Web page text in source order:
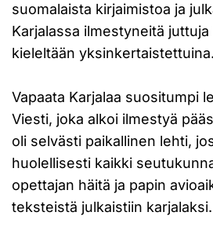
suomalaista kirjaimistoa ja
Karjalassa ilmestyneitä
kieleltään yksinkertaistettuina.
Vapaata Karjalaa suositumpi
Viesti, joka alkoi ilmestyä
oli selvästi paikallinen lehti,
huolellisesti kaikki
opettajan häitä ja papin
teksteistä julkaistiin karjalaksi.